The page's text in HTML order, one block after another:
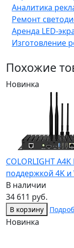
Аналитика
Ремонт
Аренда LED-
Изготовление
Похожие
Новинка
COLORLIGHT
поддержкой 4K и
В наличии
34 611 руб.
В корзину
Новинка